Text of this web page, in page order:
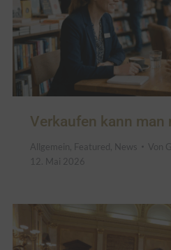
Verkaufen kann man
Allgemein Featured News Von
12. Mai 2026